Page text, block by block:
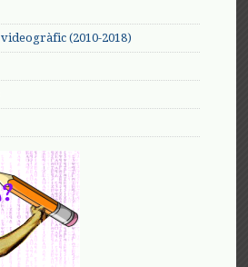
(2010-2018)